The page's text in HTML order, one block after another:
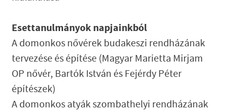
Esettanulmányok napjainkból
A domonkos nővérek budakeszi rendházának
tervezése és építése (Magyar Marietta Mirjam
OP nővér, Bartók István és Fejérdy Péter
építészek)
A domonkos atyák szombathelyi rendházának